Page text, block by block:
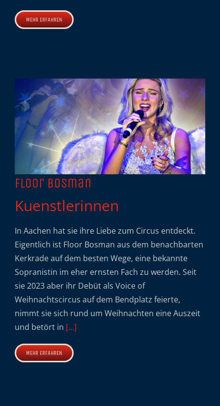
MEHR ERFAHREN
Floor Bosman
Kuenstlerinnen
In Aachen hat sie ihre Liebe zum Circus entdeckt.
Eigentlich ist Floor Bosman aus dem benachbarten
Kerkrade auf dem besten Wege, eine bekannte
Sopranistin im eher ernsten Fach zu werden. Seit
sie 2023 aber ihr Debüt als Voice of
Weihnachtscircus auf dem Bendplatz feierte,
nimmt sie sich rund um Weihnachten eine Auszeit
und betört in [...]
MEHR ERFAHREN